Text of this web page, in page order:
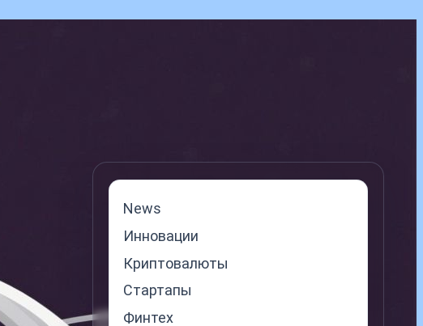
News
Инновации
Криптовалюты
Стартапы
Финтех